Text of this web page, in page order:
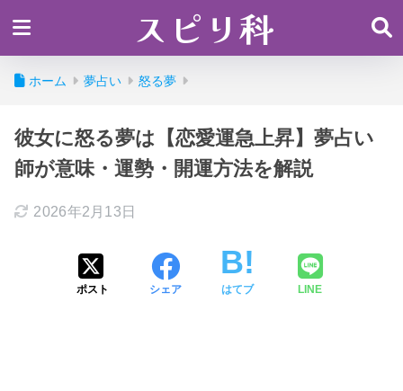
スピリ科
ホーム 夢占い 怒る夢
彼女に怒る夢は【恋愛運急上昇】夢占い
師が意味・運勢・開運方法を解説
2026年2月13日
ポスト シェア はてブ LINE